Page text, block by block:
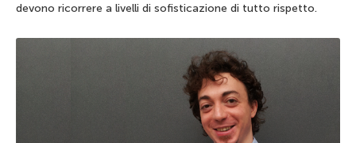
devono ricorrere a livelli di sofisticazione di tutto rispetto.